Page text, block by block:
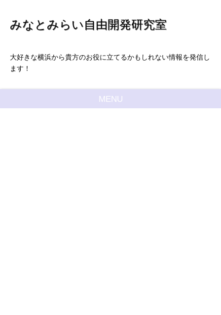
みなとみらい自由開発研究室
大好きな横浜から貴方のお役に立てるかもしれない情報を発信し
ます！
MENU